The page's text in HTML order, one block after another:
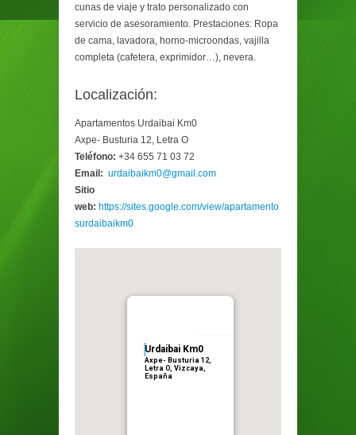
cunas de viaje y trato personalizado con
servicio de asesoramiento. Prestaciones: Ropa
de cama, lavadora, horno-microondas, vajilla
completa (cafetera, exprimidor…), nevera.
Localización:
Apartamentos Urdaibai Km0
Axpe- Busturia 12, Letra O
Teléfono: +34 655 71 03 72
Email: urdaibaikm0@gmail.com
Sitio
web: https://sites.google.com/view/apartamento
surdaibaikm0
Urdaibai Km0
Axpe- Busturia 12,
Letra O, Vizcaya,
España